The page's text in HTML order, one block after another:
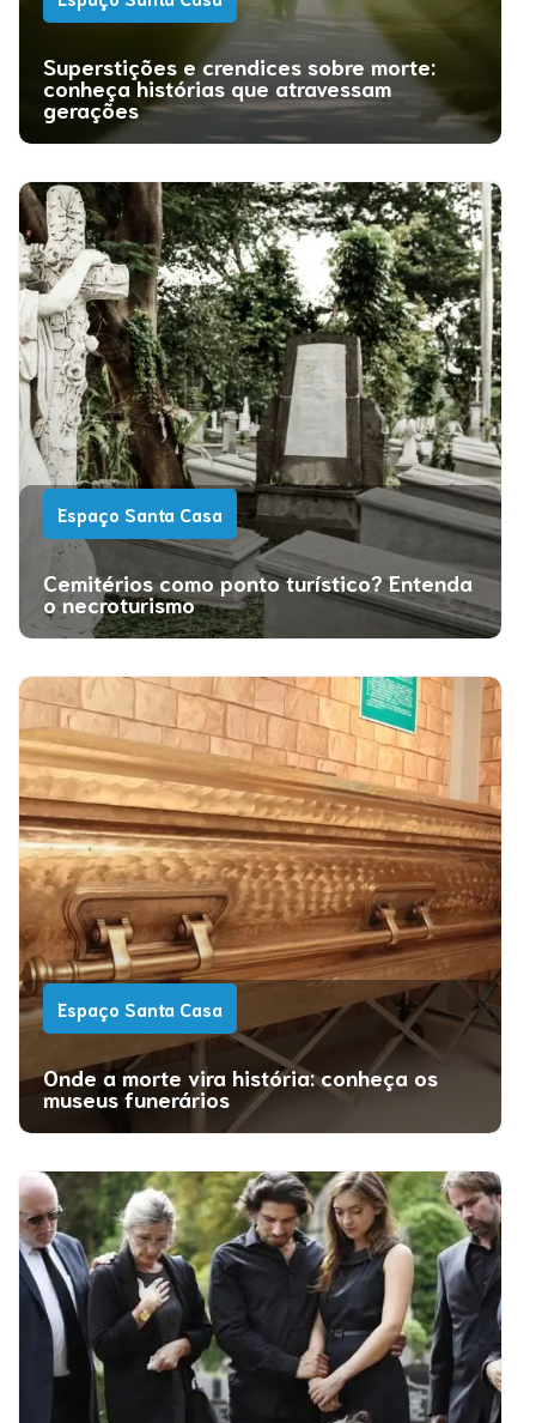
Superstições e crendices sobre morte:
conheça histórias que atravessam
gerações
Espaço Santa Casa
Cemitérios como ponto turístico? Entenda
o necroturismo
Espaço Santa Casa
Onde a morte vira história: conheça os
museus funerários